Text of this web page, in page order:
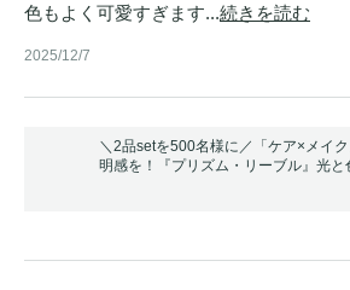
色もよく可愛すぎます...続きを読む
2025/12/7
＼2品setを500名様に／「ケア×メイ
明感を！『プリズム・リーブル』光と